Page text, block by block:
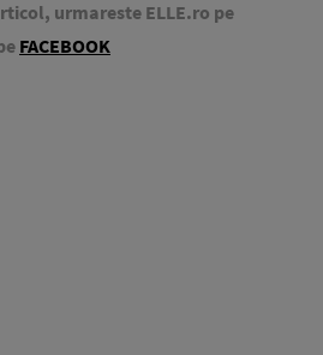
urmareste ELLE.ro pe
FACEBOOK